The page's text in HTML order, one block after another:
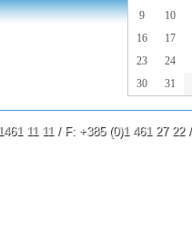
9
10
16
17
23
24
30
31
11 11 / F: +385 (0)1 461 27 22